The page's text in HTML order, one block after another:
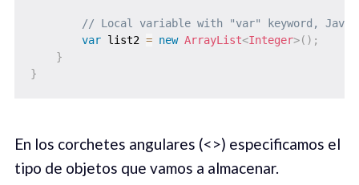
// Local variable with "var" keyword, Java
var list2 = new ArrayList<Integer>( ) ;
}
}
En los corchetes angulares (<>) especificamos el
tipo de objetos que vamos a almacenar.